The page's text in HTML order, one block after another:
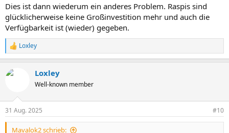
Dies ist dann wiederum ein anderes Problem. Raspis sind
glücklicherweise keine Großinvestition mehr und auch die
Verfügbarkeit ist (wieder) gegeben.
R
e
k
e
n
Loxley
Loxley
Well-known member
31 Aug. 2025 #10
Mavalok2 schrieb: